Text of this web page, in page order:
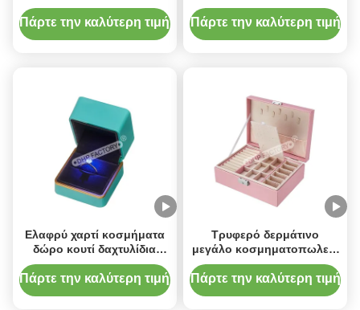
ευαίσθητα κοσμήματα
Πάρτε την καλύτερη τιμή
πόρτα ανοιχτή ύφασμα
καλυμμένο
Πάρτε την καλύτερη τιμή
Ελαφρύ χαρτί κοσμήματα
δώρο κουτί δαχτυλίδια
χαρτόνι σκουλαρίκι κουτί
με βελούδο αδρανές
Πάρτε την καλύτερη τιμή
Τρυφερό δερμάτινο
μεγάλο κοσμηματοπωλείο
συσκευασία με
διαχωριστικά για
δαχτυλίδια σκουλαρίκια
Πάρτε την καλύτερη τιμή